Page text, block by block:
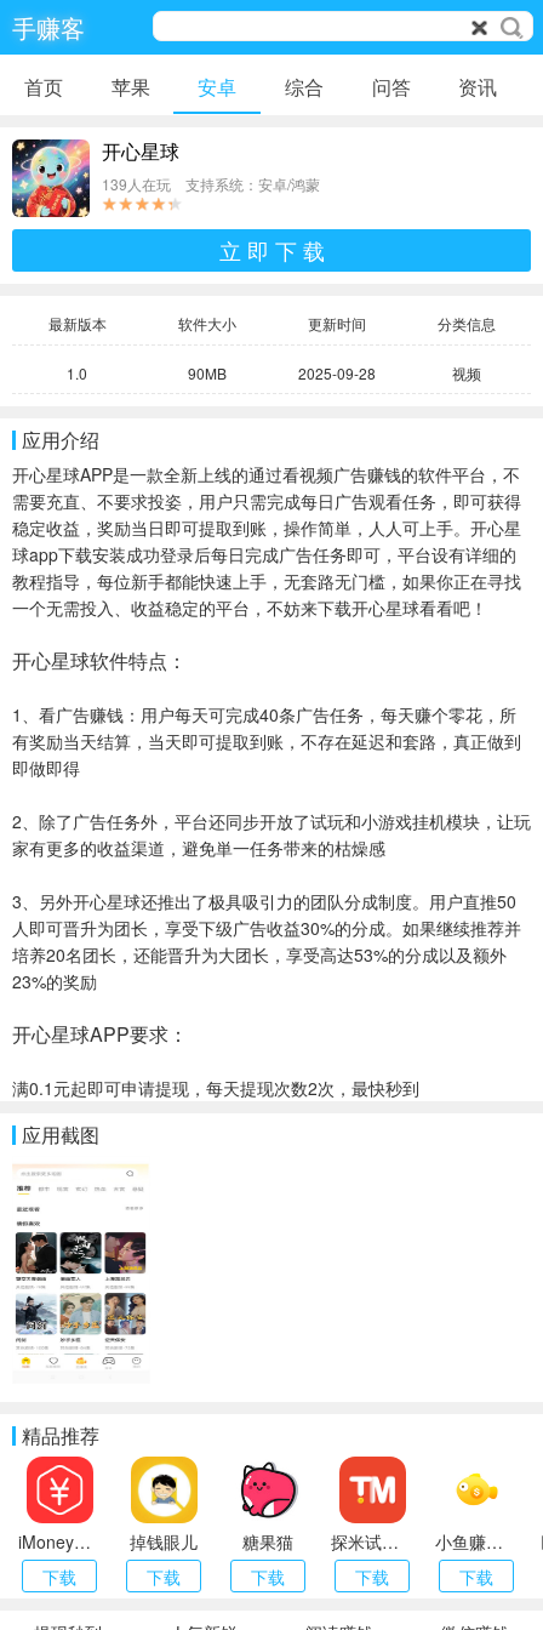
手赚客
首页 苹果 安卓 综合 问答 资讯
开心星球
139人在玩 支持系统：安卓/鸿蒙
立 即 下 载
最新版本 软件大小 更新时间 分类信息
1.0 90MB 2025-09-28 视频
应用介绍
开心星球APP是一款全新上线的通过看视频广告赚钱的软件平台，不
需要充直、不要求投姿，用户只需完成每日广告观看任务，即可获得
稳定收益，奖励当日即可提取到账，操作简単，人人可上手。开心星
球app下载安装成功登录后每日完成广告任务即可，平台设有详细的
教程指导，每位新手都能快速上手，无套路无门槛，如果你正在寻找
一个无需投入、收益稳定的平台，不妨来下载开心星球看看吧！
开心星球软件特点：
1、看广告赚钱：用户每天可完成40条广告任务，每天赚个零花，所
有奖励当天结算，当天即可提取到账，不存在延迟和套路，真正做到
即做即得
2、除了广告任务外，平台还同步开放了试玩和小游戏挂机模块，让玩
家有更多的收益渠道，避免単一任务带来的枯燥感
3、另外开心星球还推出了极具吸引力的团队分成制度。用户直推50
人即可晋升为团长，享受下级广告收益30%的分成。如果继续推荐并
培养20名团长，还能晋升为大团长，享受高达53%的分成以及额外
23%的奖励
开心星球APP要求：
满0.1元起即可申请提现，每天提现次数2次，最快秒到
应用截图
精品推荐
iMoney（爱盈利）
下载
掉钱眼儿
下载
糖果猫
下载
探米试玩app
下载
小鱼赚钱APP
下载